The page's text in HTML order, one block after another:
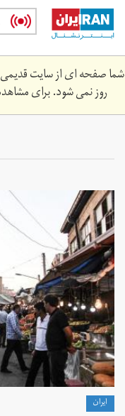
Skip
main
content
شما صفحه ای از سایت قدیمی
روز نمی شود. برای
ايران